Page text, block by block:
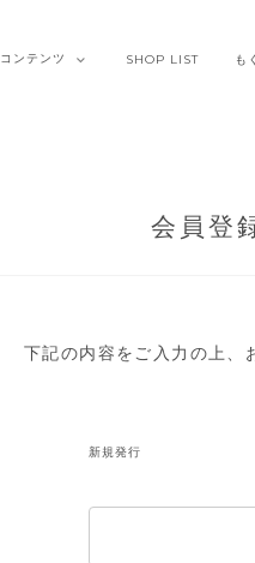
コンテンツ SHOP LIST も
会員登
下記の内容をご入力の上、
新規発行